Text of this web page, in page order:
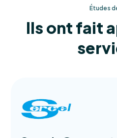
Études
Ils ont fait